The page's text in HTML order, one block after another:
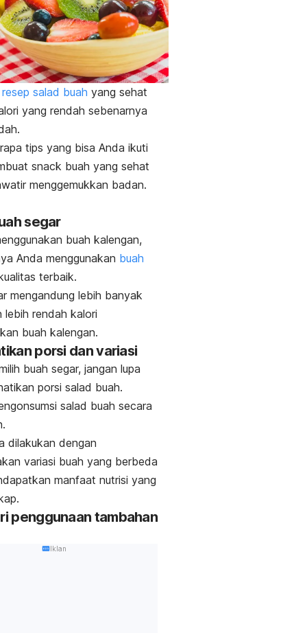
resep salad buah yang sehat
yang rendah sebenarnya
tips yang bisa Anda ikuti
snack buah yang sehat
menggemukkan badan.
segar
buah kalengan,
Anda menggunakan buah
terbaik.
mengandung lebih banyak
lebih rendah kalori
buah kalengan.
porsi dan variasi
buah segar, jangan lupa
porsi salad buah.
salad buah secara
dilakukan dengan
variasi buah yang berbeda
manfaat nutrisi yang
penggunaan tambahan
Iklan